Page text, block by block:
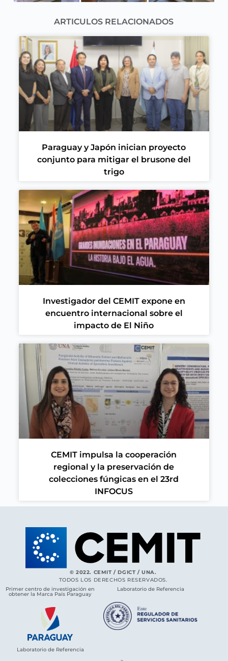
ARTICULOS RELACIONADOS
Paraguay y Japón inician proyecto
conjunto para mitigar el brusone del
trigo
Investigador del CEMIT expone en
encuentro internacional sobre el
impacto de El Niño
CEMIT impulsa la cooperación
regional y la preservación de
colecciones fúngicas en el 23rd
INFOCUS
© 2022. CEMIT / DGICT / UNA.
TODOS LOS DERECHOS RESERVADOS.
Primer centro de investigación en
obtener la Marca País Paraguay
Laboratorio de Referencia
Laboratorio de Referencia